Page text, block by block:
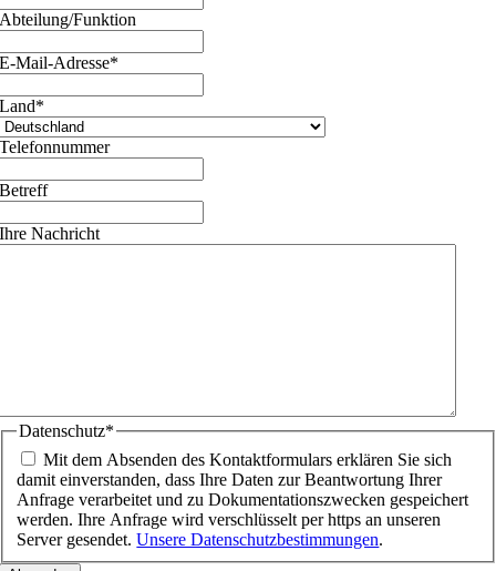
Abteilung/Funktion
E-Mail-Adresse*
Land*
Telefonnummer
Betreff
Ihre Nachricht
Datenschutz*
Mit dem Absenden des Kontaktformulars erklären Sie sich
damit einverstanden, dass Ihre Daten zur Beantwortung Ihrer
Anfrage verarbeitet und zu Dokumentationszwecken gespeichert
werden. Ihre Anfrage wird verschlüsselt per https an unseren
Server gesendet.Unsere Datenschutzbestimmungen.